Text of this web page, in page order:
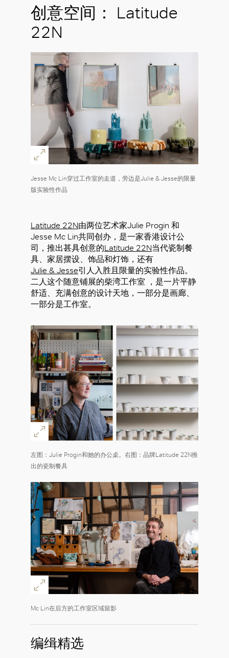
创意空间： Latitude
22N
Jesse Mc Lin穿过工作室的走道，旁边是Julie & Jesse的限量
版实验性作品
Latitude 22N由两位艺术家Julie Progin 和
Jesse Mc Lin共同创办，是一家香港设计公
司，推出甚具创意的Latitude 22N当代瓷制餐
具、家居摆设、饰品和灯饰，还有
Julie & Jesse引人入胜且限量的实验性作品。
二人这个随意铺展的柴湾工作室 ，是一片平静
舒适、充满创意的设计天地，一部分是画廊、
一部分是工作室。
左图：Julie Progin和她的办公桌。右图：品牌Latitude 22N推
出的瓷制餐具
Mc Lin在后方的工作室区域留影
编缉精选